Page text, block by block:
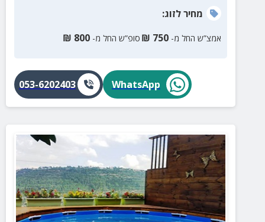
מחירלזוג:
אמצ”ש החל מ- 750
₪ סופ”ש החל מ- 800
₪
WhatsApp
053-6202403